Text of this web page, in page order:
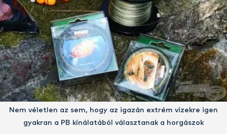
Nem véletlen az sem, hogy az igazán extrém vizekre igen
gyakran a PB kínálatából választanak a horgászok